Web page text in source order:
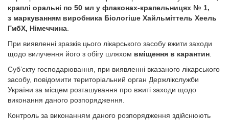
краплі оральні по 50 мл у флаконах-крапельницях № 1,
з маркуванням виробника Біологіше Хайльміттель Хеель
ГмбХ, Нiмеччина
При виявленні зразків цього лікарського засобу вжити заходи
щодо вилучення його з обігу шляхом вміщення в карантин
Суб’єкту господарювання, при виявленні вказаного лікарського
засобу, повідомити територіальний орган Держлікслужби
України за місцем розташування про вжиті заходи щодо
виконання даного розпорядження.
Контроль за виконанням даного розпорядження здійснюють